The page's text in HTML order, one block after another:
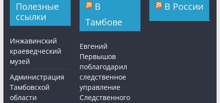
Полезные
ссылки
Инжавинский
краеведческий
музей
Администрация
Тамбовской
области
В
Тамбове
Евгений
Первышов
поблагодарил
следственное
управление
Следственного
В России